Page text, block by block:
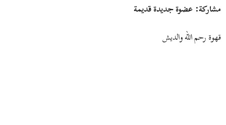
مشاركة: عضوة جديدة قديمة
قهوة رحم الله والديش